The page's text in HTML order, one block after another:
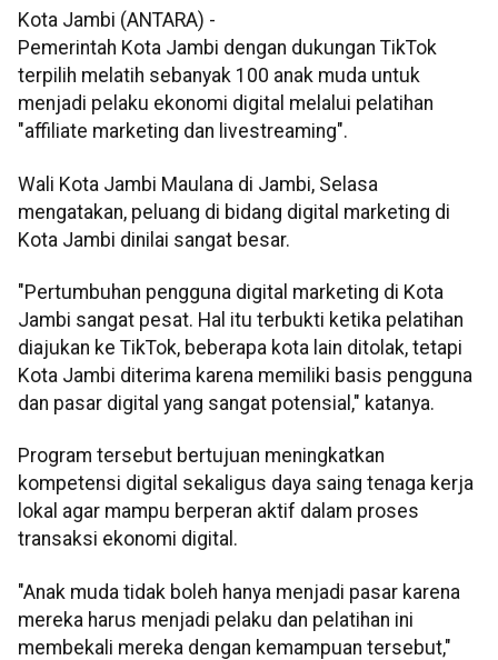
Kota Jambi (ANTARA) -
Pemerintah Kota Jambi dengan dukungan TikTok
terpilih melatih sebanyak 100 anak muda untuk
menjadi pelaku ekonomi digital melalui pelatihan
"affiliate marketing dan livestreaming".
Wali Kota Jambi Maulana di Jambi, Selasa
mengatakan, peluang di bidang digital marketing di
Kota Jambi dinilai sangat besar.
"Pertumbuhan pengguna digital marketing di Kota
Jambi sangat pesat. Hal itu terbukti ketika pelatihan
diajukan ke TikTok, beberapa kota lain ditolak, tetapi
Kota Jambi diterima karena memiliki basis pengguna
dan pasar digital yang sangat potensial," katanya.
Program tersebut bertujuan meningkatkan
kompetensi digital sekaligus daya saing tenaga kerja
lokal agar mampu berperan aktif dalam proses
transaksi ekonomi digital.
"Anak muda tidak boleh hanya menjadi pasar karena
mereka harus menjadi pelaku dan pelatihan ini
membekali mereka dengan kemampuan tersebut,"